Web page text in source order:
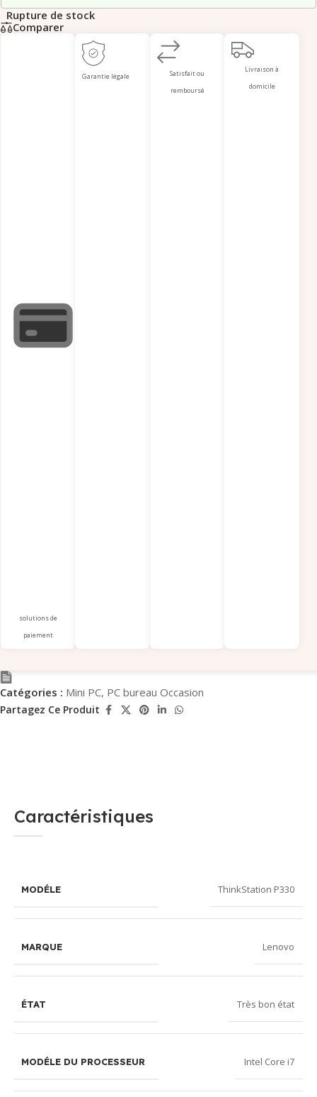
Rupture de stock
Comparer
solutions de
paiement
Garantie légale
Satisfait ou
remboursé
Livraison à
domicile
Catégories : Mini PC, PC bureau Occasion
Partagez Ce Produit
Caractéristiques
MODÉLE ThinkStation P330
MARQUE Lenovo
ÉTAT Très bon état
MODÉLE DU PROCESSEUR Intel Core i7